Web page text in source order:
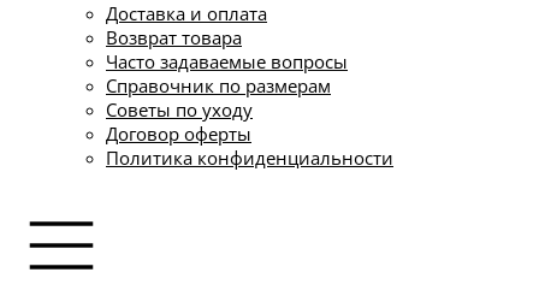
Доставка и оплата
Возврат товара
Часто задаваемые вопросы
Справочник по размерам
Советы по уходу
Договор оферты
Политика конфиденциальности